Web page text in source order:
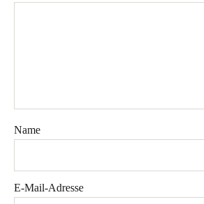
Name
E-Mail-Adresse